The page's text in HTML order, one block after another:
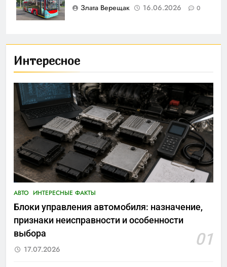
Злата Верещак 16.06.2026 0
Интересное
АВТО ИНТЕРЕСНЫЕ ФАКТЫ
Блоки управления автомобиля: назначение,
признаки неисправности и особенности
выбора
01
17.07.2026